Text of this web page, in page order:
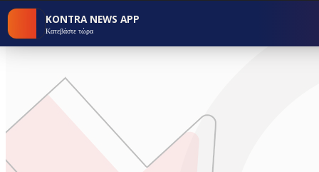
KONTRA NEWS APP
Κατεβάστε τώρα